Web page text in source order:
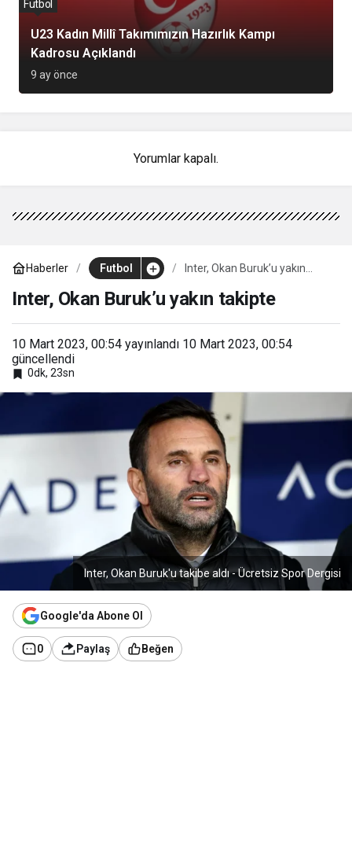
U23 Kadın Millî Takımımızın Hazırlık Kampı
Kadrosu Açıklandı
Futbol
9 ay önce
Yorumlar kapalı.
Haberler Futbol
Inter, Okan Buruk’u yakın
Inter, Okan Buruk’u yakın takipte
10 Mart 2023, 00:54 yayınlandı 10 Mart 2023, 00:54
güncellendi
0dk, 23sn
Inter, Okan Buruk'u takibe aldı - Ücretsiz Spor Dergisi
Google'da Abone Ol
0 Paylaş Beğen